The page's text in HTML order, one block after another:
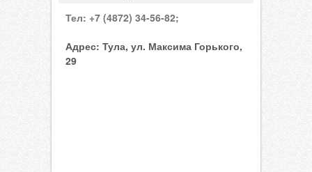
Тел: +7 (4872) 34-56-82;
Адрес: Тула, ул. Максима Горького,
29